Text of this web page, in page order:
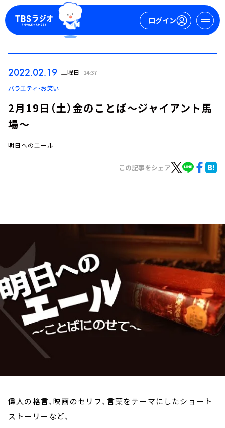
ログイン
ログイン
イベント・グッズ
会社情報
2022.02.19 土曜日 14:37
バラエティ・お笑い
2月19日（土）金のことば～ジャイアント馬
場～
明日へのエール
この記事をシェア
偉人の格言、映画のセリフ、言葉をテーマにしたショート
ストーリーなど、